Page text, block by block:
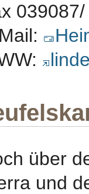
über
und